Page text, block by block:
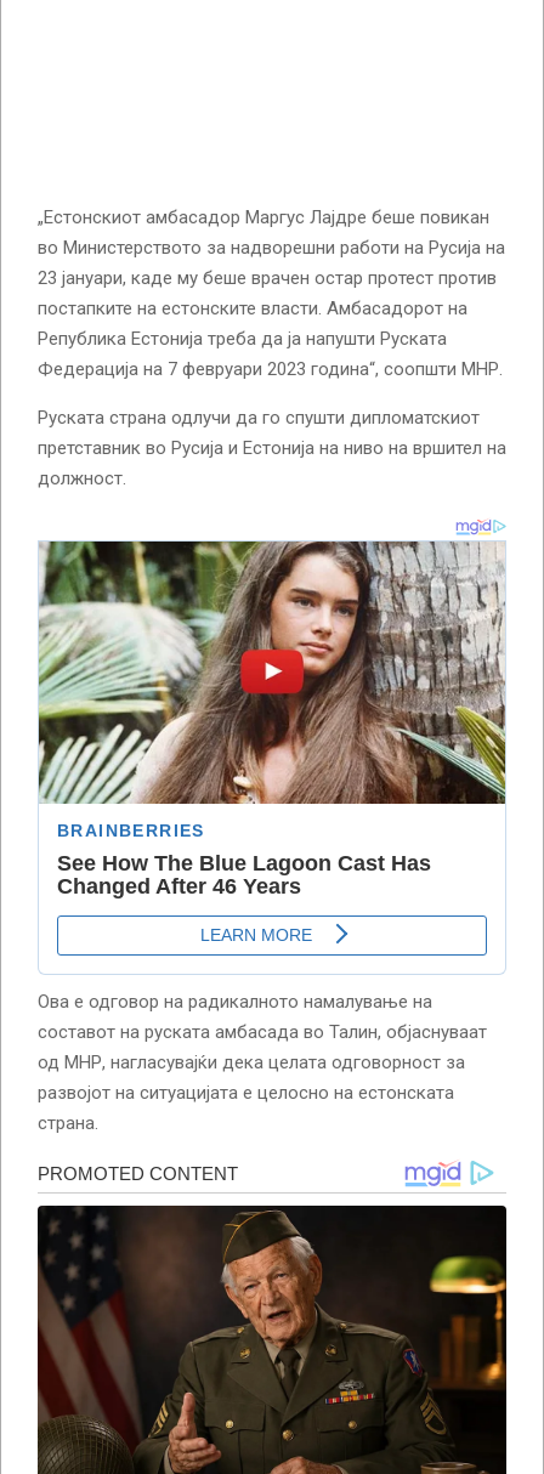
„Естонскиот амбасадор Маргус Лајдре беше повикан
во Министерството за надворешни работи на Русија на
23 јануари, каде му беше врачен остар протест против
постапките на естонските власти. Амбасадорот на
Република Естонија треба да ја напушти Руската
Федерација на 7 февруари 2023 година“, соопшти МНР.
Руската страна одлучи да го спушти дипломатскиот
претставник во Русија и Естонија на ниво на вршител на
должност.
Ова е одговор на радикалното намалување на
составот на руската амбасада во Талин, објаснуваат
од МНР, нагласувајќи дека целата одговорност за
развојот на ситуацијата е целосно на естонската
страна.